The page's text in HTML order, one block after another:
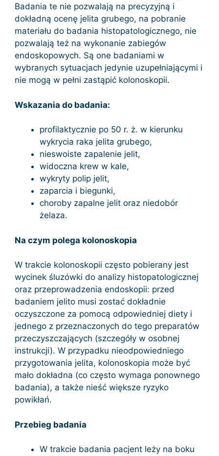
Badania te nie pozwalają na precyzyjną i
dokładną ocenę jelita grubego, na pobranie
materiału do badania histopatologicznego, nie
pozwalają też na wykonanie zabiegów
endoskopowych. Są one badaniami w
wybranych sytuacjach jedynie uzupełniającymi i
nie mogą w pełni zastąpić kolonoskopii.
Wskazania do badania:
profilaktycznie po 50 r. ż. w kierunku
wykrycia raka jelita grubego,
nieswoiste zapalenie jelit,
widoczna krew w kale,
wykryty polip jelit,
zaparcia i biegunki,
choroby zapalne jelit oraz niedobór
żelaza.
Na czym polega kolonoskopia
W trakcie kolonoskopii często pobierany jest
wycinek śluzówki do analizy histopatologicznej
oraz przeprowadzenia endoskopii: przed
badaniem jelito musi zostać dokładnie
oczyszczone za pomocą odpowiedniej diety i
jednego z przeznaczonych do tego preparatów
przeczyszczających (szczegóły w osobnej
instrukcji). W przypadku nieodpowiedniego
przygotowania jelita, kolonoskopia może być
mało dokładna (co często wymaga ponownego
badania), a także nieść większe ryzyko
powikłań.
Przebieg badania
W trakcie badania pacjent leży na boku